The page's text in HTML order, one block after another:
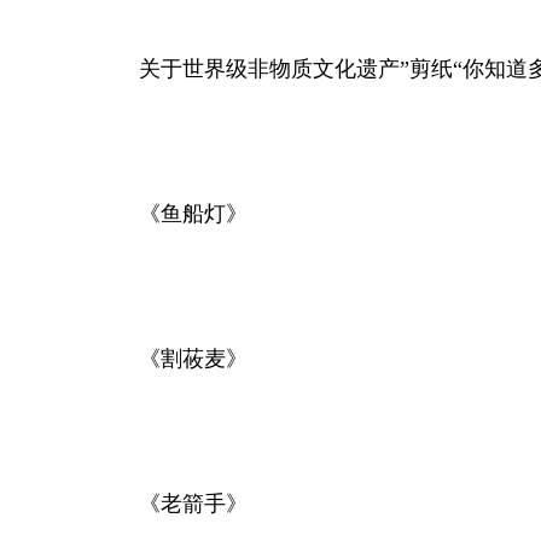
关于世界级非物质文化遗产”剪纸“你知道
《鱼船灯》
《割莜麦》
《老箭手》